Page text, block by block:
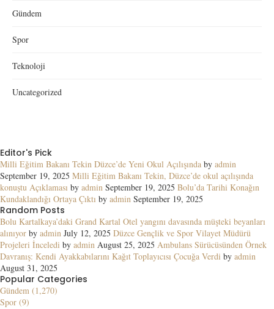
Gündem
Spor
Teknoloji
Uncategorized
Editor's Pick
Milli Eğitim Bakanı Tekin Düzce’de Yeni Okul Açılışında by admin
September 19, 2025 Milli Eğitim Bakanı Tekin, Düzce’de okul açılışında
konuştu Açıklaması by admin September 19, 2025 Bolu’da Tarihi Konağın
Kundaklandığı Ortaya Çıktı by admin September 19, 2025
Random Posts
Bolu Kartalkaya’daki Grand Kartal Otel yangını davasında müşteki beyanları
alınıyor by admin July 12, 2025 Düzce Gençlik ve Spor Vilayet Müdürü
Projeleri İnceledi by admin August 25, 2025 Ambulans Sürücüsünden Örnek
Davranış: Kendi Ayakkabılarını Kağıt Toplayıcısı Çocuğa Verdi by admin
August 31, 2025
Popular Categories
Gündem (1,270)
Spor (9)